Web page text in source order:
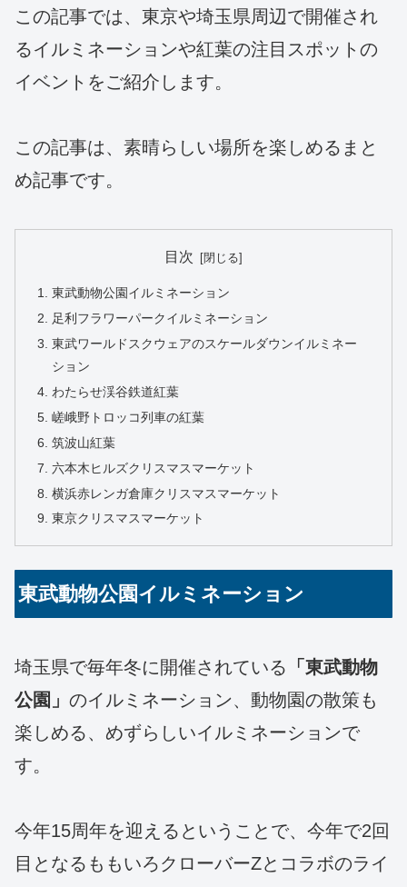
この記事では、東京や埼玉県周辺で開催され
るイルミネーションや紅葉の注目スポットの
イベントをご紹介します。
この記事は、素晴らしい場所を楽しめるまと
め記事です。
目次
東武動物公園イルミネーション
足利フラワーパークイルミネーション
東武ワールドスクウェアのスケールダウンイルミネー
ション
わたらせ渓谷鉄道紅葉
嵯峨野トロッコ列車の紅葉
筑波山紅葉
六本木ヒルズクリスマスマーケット
横浜赤レンガ倉庫クリスマスマーケット
東京クリスマスマーケット
東武動物公園イルミネーション
埼玉県で毎年冬に開催されている 「東武動物
公園」 のイルミネーション、動物園の散策も
楽しめる、めずらしいイルミネーションで
す。
今年15周年を迎えるということで、今年で2回
目となるももいろクローバーZとコラボのライ